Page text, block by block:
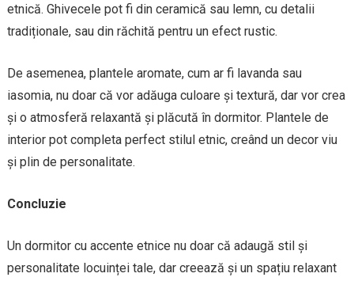
etnică. Ghivecele pot fi din ceramică sau lemn, cu detalii
tradiționale, sau din răchită pentru un efect rustic.
De asemenea, plantele aromate, cum ar fi lavanda sau
iasomia, nu doar că vor adăuga culoare și textură, dar vor crea
și o atmosferă relaxantă și plăcută în dormitor. Plantele de
interior pot completa perfect stilul etnic, creând un decor viu
și plin de personalitate.
Concluzie
Un dormitor cu accente etnice nu doar că adaugă stil și
personalitate locuinței tale, dar creează și un spațiu relaxant